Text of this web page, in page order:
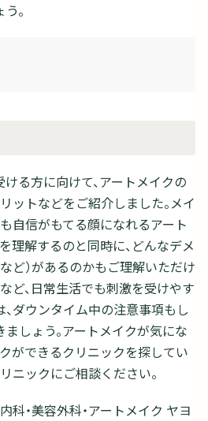
。
る方に向けて、アートメイクの
ットなどをご紹介しました。メイ
自信がもてる顔になれるアート
理解するのと同時に、どんなデメ
ど）があるのかもご理解いただけ
ど、日常生活でも刺激を受けやす
ダウンタイム中の注意事項もし
しょう。アートメイクが気にな
ができるクリニックを探してい
ニックにご相談ください。
科・美容外科・アートメイク ヤヨ